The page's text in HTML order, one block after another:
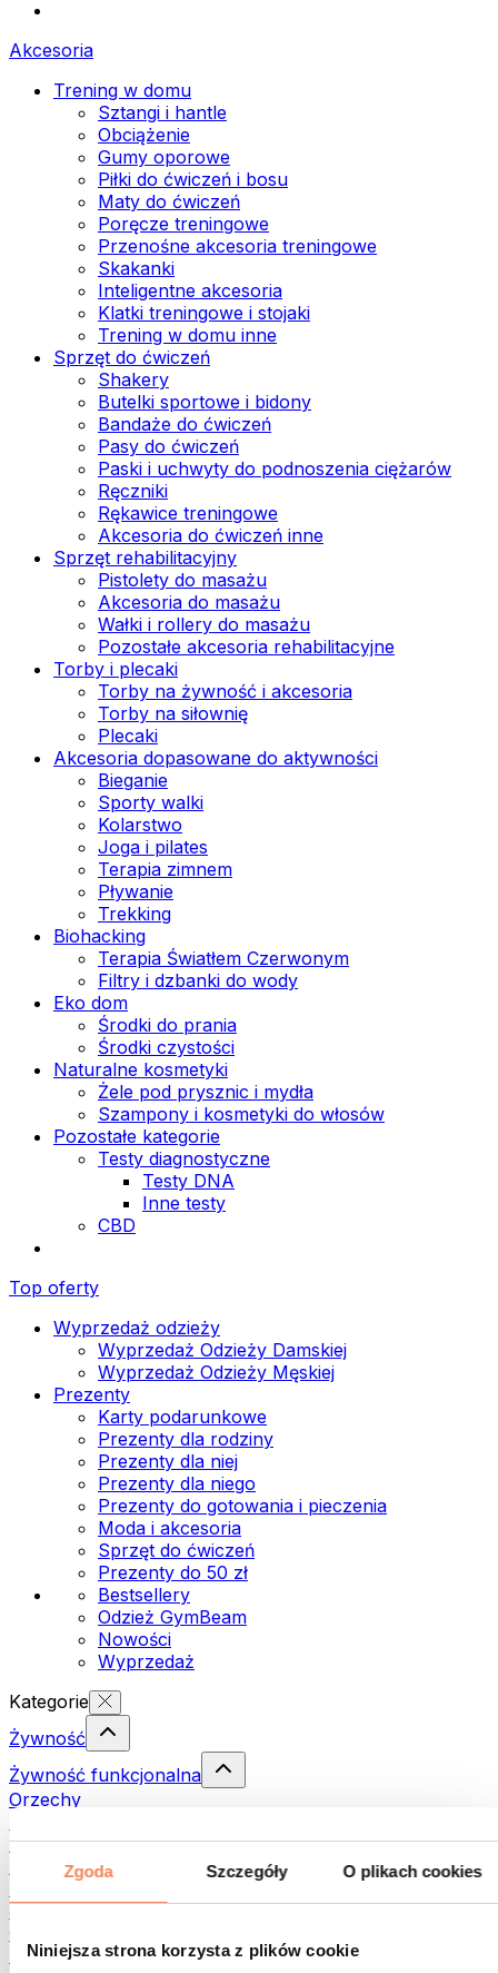
Zgoda Szczegóły O plikach cookies
Niniejsza strona korzysta z plików cookie
Akcesoria
Trening w domu
Sztangi i hantle
Obciążenie
Gumy oporowe
Piłki do ćwiczeń i bosu
Maty do ćwiczeń
Poręcze treningowe
Przenośne akcesoria treningowe
Skakanki
Inteligentne akcesoria
Klatki treningowe i stojaki
Trening w domu inne
Sprzęt do ćwiczeń
Shakery
Butelki sportowe i bidony
Bandaże do ćwiczeń
Pasy do ćwiczeń
Paski i uchwyty do podnoszenia ciężarów
Ręczniki
Rękawice treningowe
Akcesoria do ćwiczeń inne
Sprzęt rehabilitacyjny
Pistolety do masażu
Akcesoria do masażu
Wałki i rollery do masażu
Pozostałe akcesoria rehabilitacyjne
Torby i plecaki
Torby na żywność i akcesoria
Torby na siłownię
Plecaki
Akcesoria dopasowane do aktywności
Bieganie
Sporty walki
Kolarstwo
Joga i pilates
Terapia zimnem
Pływanie
Trekking
Biohacking
Terapia Światłem Czerwonym
Filtry i dzbanki do wody
Eko dom
Środki do prania
Środki czystości
Naturalne kosmetyki
Żele pod prysznic i mydła
Szampony i kosmetyki do włosów
Pozostałe kategorie
Testy diagnostyczne
Testy DNA
Inne testy
CBD
Top oferty
Wyprzedaż odzieży
Wyprzedaż Odzieży Damskiej
Wyprzedaż Odzieży Męskiej
Prezenty
Karty podarunkowe
Prezenty dla rodziny
Prezenty dla niej
Prezenty dla niego
Prezenty do gotowania i pieczenia
Moda i akcesoria
Sprzęt do ćwiczeń
Prezenty do 50 zł
Bestsellery
Odzież GymBeam
Nowości
Wyprzedaż
Kategorie
Żywność
Żywność funkcjonalna
Orzechy
Pasty i kremy do smarowania
Jajka
Chleb i pieczywo
Mięso